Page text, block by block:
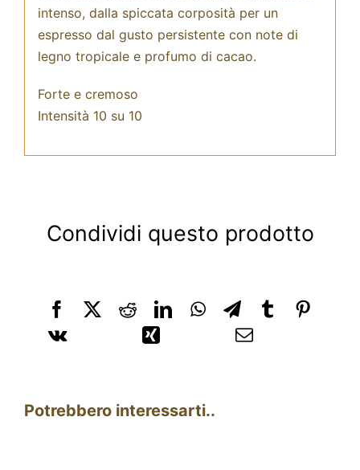
intenso, dalla spiccata corposità per un
espresso dal gusto persistente con note di
legno tropicale e profumo di cacao.
Forte e cremoso
Intensità 10 su 10
Condividi questo prodotto
Potrebbero interessarti..